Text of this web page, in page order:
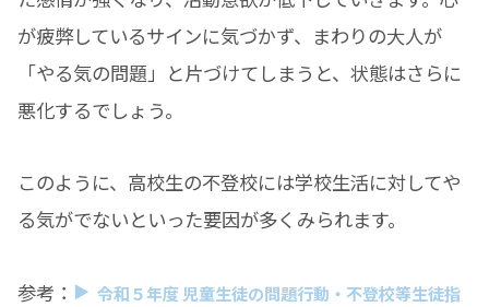
が疲弊しているサインに気づかず、まわりの大人が
「やる気の問題」と片づけてしまうと、状態はさらに
悪化するでしょう。
このように、高校生の不登校には学校生活に対してや
る気がでないといった要因が多くみられます。
参考：
令和５年度 児童生徒の問題行動・不登校等生徒指